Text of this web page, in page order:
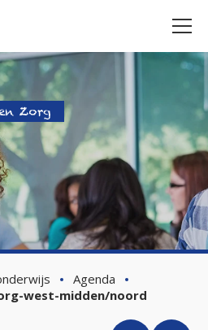
Zorg
Agenda
west-midden/noord